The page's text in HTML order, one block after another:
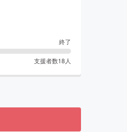
終了
支援者数18 人